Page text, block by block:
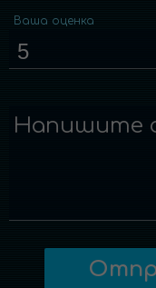
Ваша оценка
Напишите